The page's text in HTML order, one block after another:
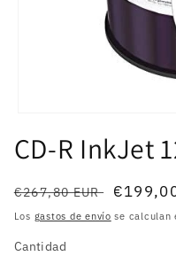
multimedia
1
una
ventana
modal
CD-R InkJet
Precio
habitual
€267,80 EUR
Precio
de
Los gastos de envío se calculan
Cantidad